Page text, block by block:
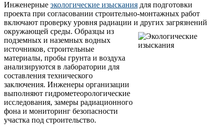
Инженерные экологические изыскания для подготовки
проекта при согласовании строительно-монтажных работ
включают проверку уровня радиации и других загрязнений
окружающей среды. Образцы из
подземных и наземных водных
источников, строительные
материалы, пробы грунта и воздуха
анализируются в лаборатории для
составления технического
заключения. Инженеры организации
выполняют гидрометеорологические
исследования, замеры радиационного
фона и мониторинг безопасности
участка под строительство.